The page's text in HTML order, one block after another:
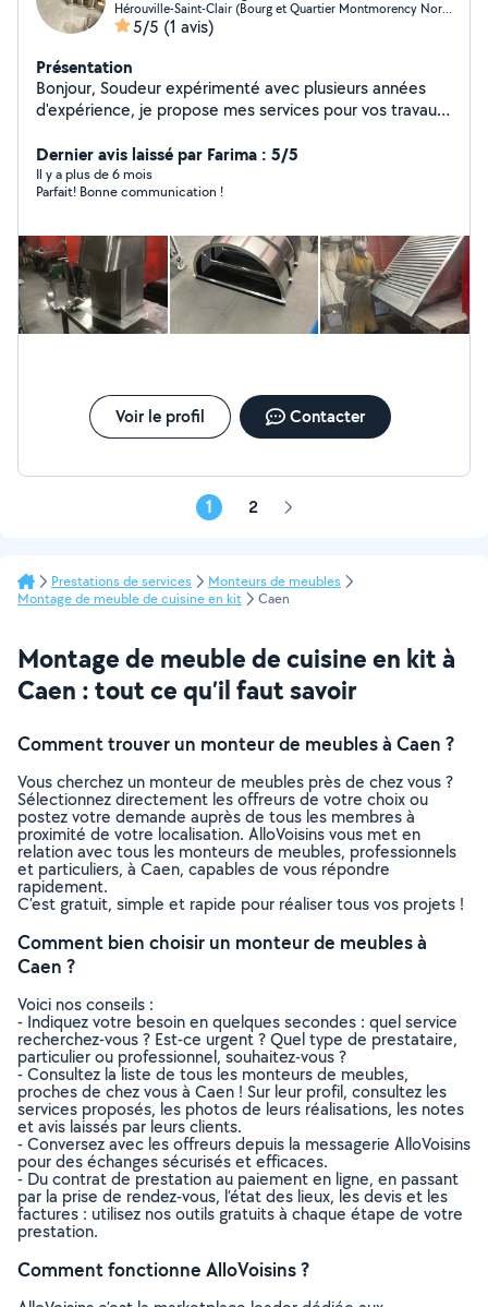
Hérouville-Saint-Clair (Bourg et Quartier Montmorency Nord)
5/5 (1 avis)
Présentation
Bonjour, Soudeur expérimenté avec plusieurs années
d'expérience, je propose mes services pour vos travaux
réparation métallique Fabrication sur mesure (portails,
supports, structures, etc.) Réparation portail, garde-
corps, charpente métallique Montage meubles et
bricolage) Travail sérieux, soigné et rapide. Disponible
en semaine après 17h et week-end. Déplacement
autour de votre secteur. N'hésitez pas à me contacter
pour discuter de votre projet.
Dernier avis laissé par Farima : 5/5
Il y a plus de 6 mois
Parfait! Bonne communication !
Voir le profil Contacter
1 2 Page
Prestations de services
Monteurs de meubles
Montage de meuble de cuisine en kit
Caen
Montage de meuble de cuisine en kit à
Caen : tout ce qu’il faut savoir
Comment trouver un monteur de meubles à Caen ?
Vous cherchez un monteur de meubles près de chez vous ?
Sélectionnez directement les offreurs de votre choix ou
postez votre demande auprès de tous les membres à
proximité de votre localisation. AlloVoisins vous met en
relation avec tous les monteurs de meubles, professionnels
et particuliers, à Caen, capables de vous répondre
rapidement.
C’est gratuit, simple et rapide pour réaliser tous vos projets !
Comment bien choisir un monteur de meubles à
Caen ?
Voici nos conseils :
- Indiquez votre besoin en quelques secondes : quel service
recherchez-vous ? Est-ce urgent ? Quel type de prestataire,
particulier ou professionnel, souhaitez-vous ?
- Consultez la liste de tous les monteurs de meubles,
proches de chez vous à Caen ! Sur leur profil, consultez les
services proposés, les photos de leurs réalisations, les notes
et avis laissés par leurs clients.
- Conversez avec les offreurs depuis la messagerie AlloVoisins
pour des échanges sécurisés et efficaces.
- Du contrat de prestation au paiement en ligne, en passant
par la prise de rendez-vous, l’état des lieux, les devis et les
factures : utilisez nos outils gratuits à chaque étape de votre
prestation.
Comment fonctionne AlloVoisins ?